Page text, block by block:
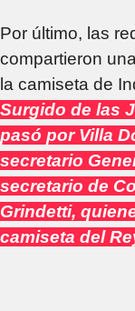
Por último, las
compartieron
la camiseta de
Surgido de las
pasó por Villa
secretario
secretario de
Grindetti,
camiseta del